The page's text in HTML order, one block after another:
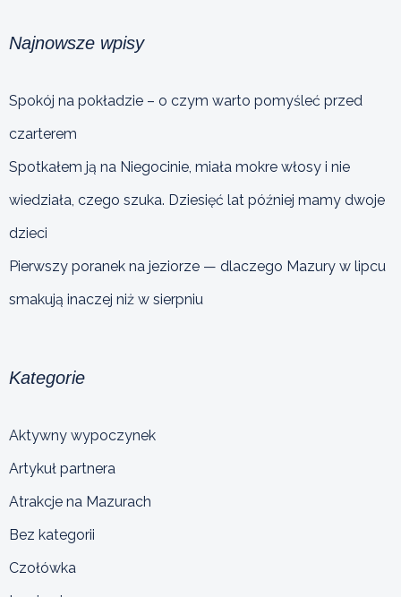
Najnowsze wpisy
Spokój na pokładzie – o czym warto pomyśleć przed
czarterem
Spotkałem ją na Niegocinie, miała mokre włosy i nie
wiedziała, czego szuka. Dziesięć lat później mamy dwoje
dzieci
Pierwszy poranek na jeziorze — dlaczego Mazury w lipcu
smakują inaczej niż w sierpniu
Kategorie
Aktywny wypoczynek
Artykuł partnera
Atrakcje na Mazurach
Bez kategorii
Czołówka